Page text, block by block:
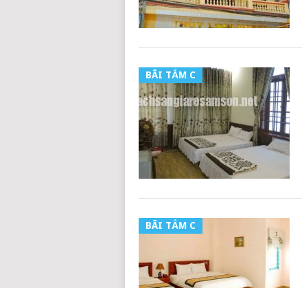
BÃI TẮM C
BÃI TẮM C